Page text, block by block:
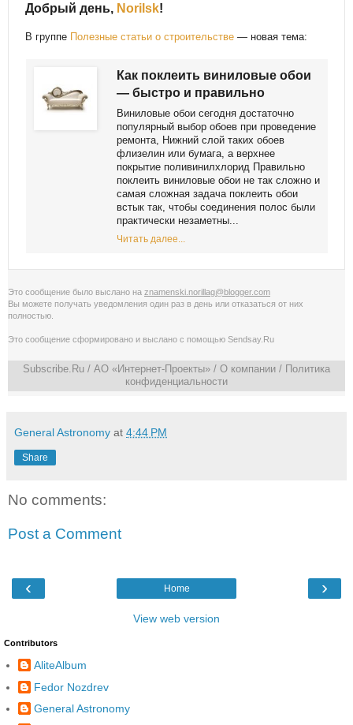
Добрый день, Norilsk!
В группе Полезные статьи о строительстве — новая тема:
Как поклеить виниловые обои
— быстро и правильно
Виниловые обои сегодня достаточно
популярный выбор обоев при проведение
ремонта, Нижний слой таких обоев
флизелин или бумага, а верхнее
покрытие поливинилхлорид Правильно
поклеить виниловые обои не так сложно и
самая сложная задача поклеить обои
встык так, чтобы соединения полос были
практически незаметны...
Читать далее...
Это сообщение было выслано на znamenski.norillag@blogger.com
Вы можете получать уведомления один раз в день или отказаться от них
полностью
Это сообщение сформировано и выслано с помощью Sendsay.Ru
Subscribe.Ru / АО «Интернет-Проекты» / О компании / Политика
конфиденциальности
General Astronomy at 4:44 PM
Share
No comments:
Post a Comment
‹ ›
Home
View web version
Contributors
AliteAlbum
Fedor Nozdrev
General Astronomy